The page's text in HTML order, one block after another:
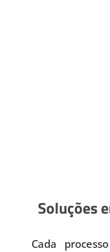
Soluções
Cada